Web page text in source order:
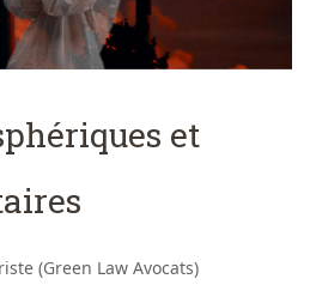
et
(Green Law Avocats)